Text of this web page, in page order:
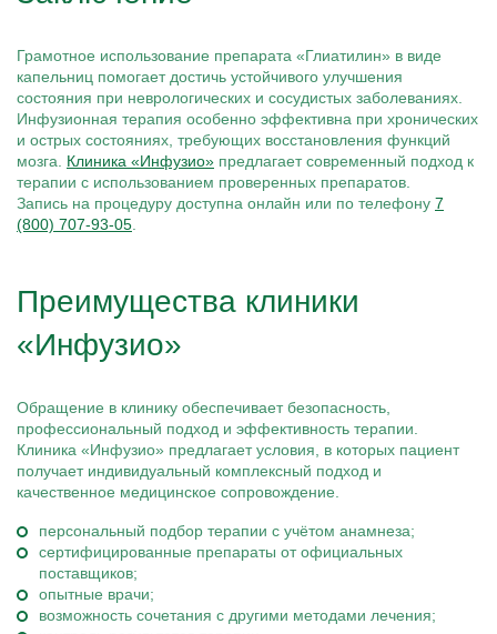
Грамотное использование препарата «Глиатилин» в виде
капельниц помогает достичь устойчивого улучшения
состояния при неврологических и сосудистых заболеваниях.
Инфузионная терапия особенно эффективна при хронических
и острых состояниях, требующих восстановления функций
мозга. Клиника «Инфузио» предлагает современный подход к
терапии с использованием проверенных препаратов.
Запись на процедуру доступна онлайн или по телефону 7
(800) 707-93-05
Преимущества клиники
«Инфузио»
Обращение в клинику обеспечивает безопасность,
профессиональный подход и эффективность терапии.
Клиника «Инфузио» предлагает условия, в которых пациент
получает индивидуальный комплексный подход и
качественное медицинское сопровождение.
персональный подбор терапии с учётом анамнеза;
сертифицированные препараты от официальных
поставщиков;
опытные врачи;
возможность сочетания с другими методами лечения;